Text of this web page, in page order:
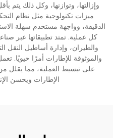
وإزالتها، وتوازنها، وكل ذلك يتم
ميزات تكنولوجية مثل نظام
الدقيقة، وواجهة مستخدم سهلة
كل عملية. تمتد تطبيقاتها عبر
والطيران، وإدارة أساطيل النقل
والموثوقة للإطارات أمرًا حيويًا.
على تبسيط العملية، مما يقلل
الإطارات ويحسن